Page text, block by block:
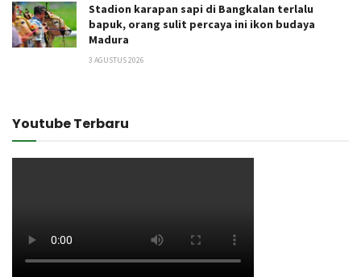
Stadion karapan sapi di Bangkalan terlalu
bapuk, orang sulit percaya ini ikon budaya
Madura
3 AGUSTUS 2026
Youtube Terbaru